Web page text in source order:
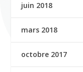
juin 2018
mars 2018
octobre 2017